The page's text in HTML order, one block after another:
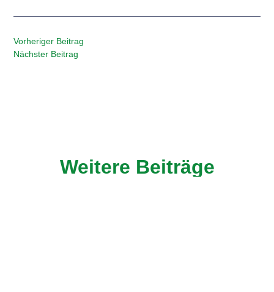
Vorheriger Beitrag
Nächster Beitrag
Weitere Beiträge